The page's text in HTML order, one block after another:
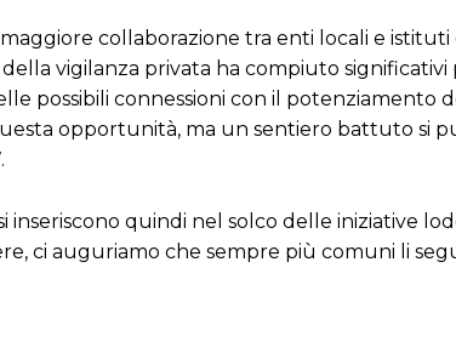
collaborazione tra enti locali e
vigilanza privata ha compiuto significativi
possibili connessioni con il potenziamento
opportunità, ma un sentiero battuto si
inseriscono quindi nel solco delle iniziative
ci auguriamo che sempre più comuni li